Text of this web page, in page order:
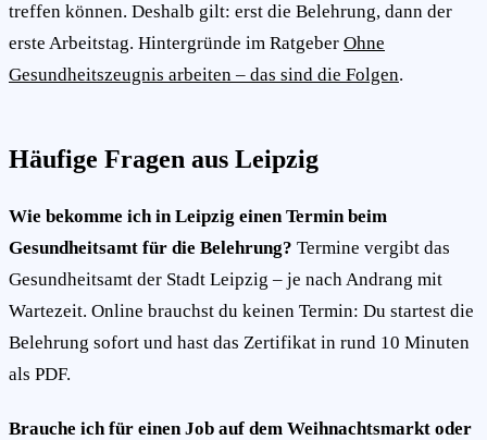
treffen können. Deshalb gilt: erst die Belehrung, dann der
erste Arbeitstag. Hintergründe im Ratgeber Ohne
Gesundheitszeugnis arbeiten – das sind die Folgen.
Häufige Fragen aus Leipzig
Wie bekomme ich in Leipzig einen Termin beim
Gesundheitsamt für die Belehrung? Termine vergibt das
Gesundheitsamt der Stadt Leipzig – je nach Andrang mit
Wartezeit. Online brauchst du keinen Termin: Du startest die
Belehrung sofort und hast das Zertifikat in rund 10 Minuten
als PDF.
Brauche ich für einen Job auf dem Weihnachtsmarkt oder